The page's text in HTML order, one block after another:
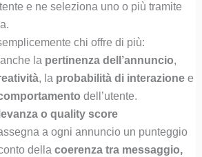
e ne seleziona uno o più tramite
chi offre di più:
la pertinenza dell’annuncio,
, la probabilità di interazionee
dell’utente.
o quality score
a ogni annuncio un punteggio
della coerenza tra messaggio,